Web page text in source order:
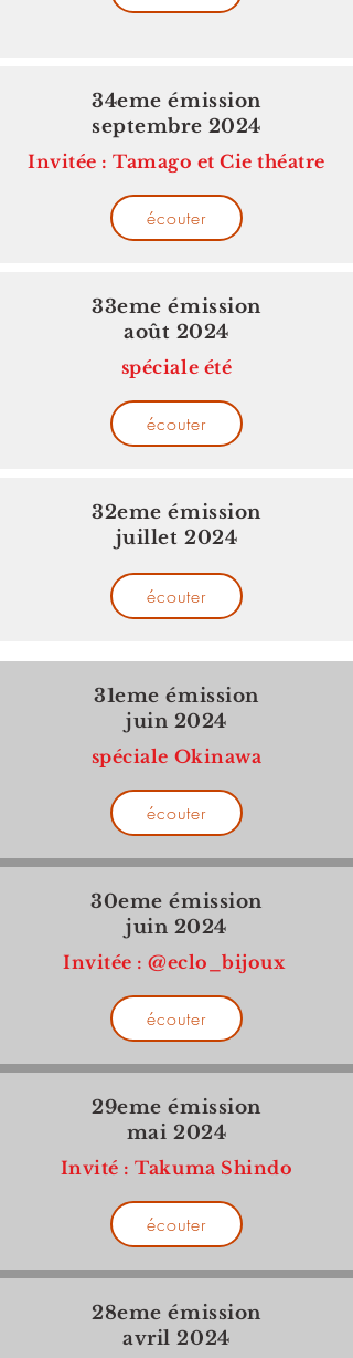
34eme émission
septembre 2024
Invitée : Tamago et Cie théatre
écouter
33eme émission
août 2024
spéciale été
écouter
32eme émission
juillet 2024
écouter
31eme émission
juin 2024
spéciale Okinawa
écouter
30eme émission
juin 2024
Invitée : @eclo_bijoux
écouter
29eme émission
mai 2024
Invité : Takuma Shindo
écouter
28eme émission
avril 2024